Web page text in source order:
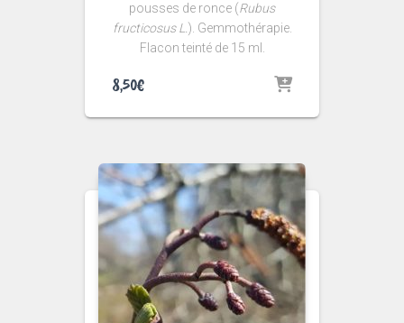
pousses de ronce (Rubus
fructicosus L. ). Gemmothérapie.
Flacon teinté de 15 ml.
8,50€